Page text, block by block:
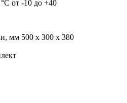
от -10 до +40
мм 500 х 300 х 380